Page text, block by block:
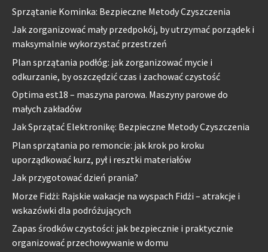
Sprzątanie Kominka: Bezpieczne Metody Czyszczenia
Jak zorganizować mały przedpokój, by utrzymać porządek i
maksymalnie wykorzystać przestrzeń
Plan sprzątania podłóg: jak zorganizować mycie i
odkurzanie, by oszczędzić czas i zachować czystość
Optima est18 – maszyna parowa. Maszyny parowe do
małych zakładów
Jak Sprzątać Elektronikę: Bezpieczne Metody Czyszczenia
Plan sprzątania po remoncie: jak krok po kroku
uporządkować kurz, pył i resztki materiałów
Jak przygotować dzień prania?
Morze Fidżi: Rajskie wakacje na wyspach Fidżi – atrakcje i
wskazówki dla podróżujących
Zapas środków czystości: jak bezpiecznie i praktycznie
organizować przechowywanie w domu